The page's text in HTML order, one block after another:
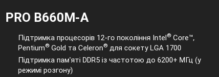
PRO B660M-A
Підтримка процесорів 12-го покоління Intel® Core™,
Pentium® Gold та Celeron® для сокету LGA 1700
Підтримка пам'яті DDR5 із частотою до 6200+ МГц (у
режимі розгону)